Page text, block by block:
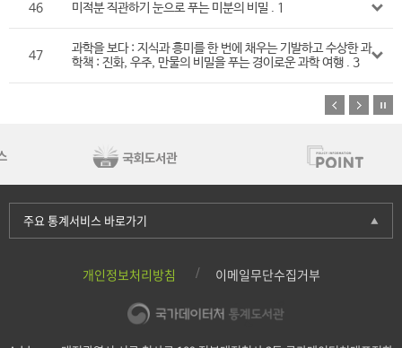
46 미적분 직관하기 눈으로 푸는 미분의 비밀 . 1
47
과학을 보다 : 지식과 흥미를 한 번에 채우는 기발하고 수상한 과
학책 : 진화, 우주, 만물의 비밀을 푸는 경이로운 과학 여행 . 3
개인정보처리방침 이메일무단수집거부
주요 통계서비스 바로가기